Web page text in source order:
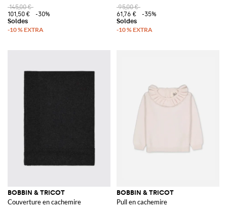
145,00 €
101,50 €
-30%
95,00 €
61,76 €
-35%
BOBBIN & TRICOT
Couverture en cachemire
BOBBIN & TRICOT
Pull en cachemire